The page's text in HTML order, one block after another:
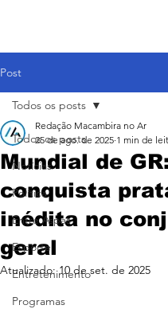
Post
Todos os posts
Notícias
Política
Entre Aspas
Esporte
Entretenimento
Programas
Todos os posts
Mundial de
conquista
inédita no
geral
Redação Macambira no Ar
25 de ago. de 2025 1 min de
Atualizado:10 de set. de 2025